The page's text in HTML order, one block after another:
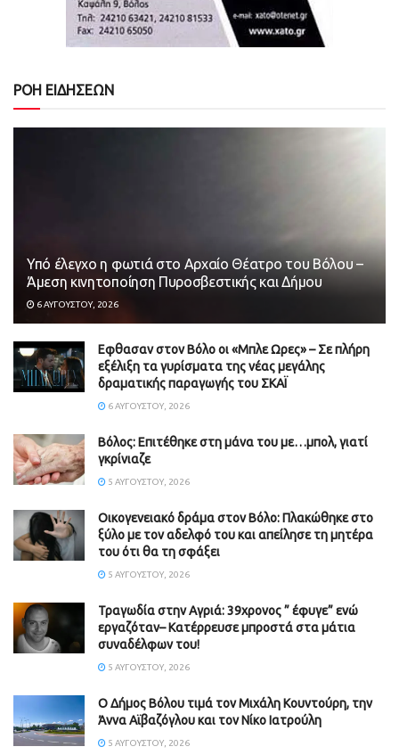
ΡΟΗ ΕΙΔΗΣΕΩΝ
Υπό έλεγχο η φωτιά στο Αρχαίο Θέατρο του Βόλου –
Άμεση κινητοποίηση Πυροσβεστικής και Δήμου
6 ΑΥΓΟΎΣΤΟΥ, 2026
Εφθασαν στον Βόλο οι «Μπλε Ωρες» – Σε πλήρη
εξέλιξη τα γυρίσματα της νέας μεγάλης
δραματικής παραγωγής του ΣΚΑΪ
6 ΑΥΓΟΎΣΤΟΥ, 2026
Βόλος: Επιτέθηκε στη μάνα του με…μπολ, γιατί
γκρίνιαζε
5 ΑΥΓΟΎΣΤΟΥ, 2026
Οικογενειακό δράμα στον Βόλο: Πλακώθηκε στο
ξύλο με τον αδελφό του και απείλησε τη μητέρα
του ότι θα τη σφάξει
5 ΑΥΓΟΎΣΤΟΥ, 2026
Τραγωδία στην Αγριά: 39χρονος ” έφυγε” ενώ
εργαζόταν– Κατέρρευσε μπροστά στα μάτια
συναδέλφων του!
5 ΑΥΓΟΎΣΤΟΥ, 2026
Ο Δήμος Βόλου τιμά τον Μιχάλη Κουντούρη, την
Άννα Αϊβαζόγλου και τον Νίκο Ιατρούλη
5 ΑΥΓΟΎΣΤΟΥ, 2026